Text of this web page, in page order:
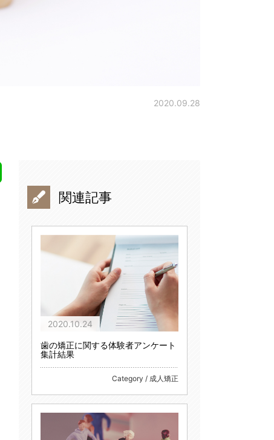
2020.09.28
関連記事
2020.10.24
歯の矯正に関する体験者アンケート
集計結果
Category / 成人矯正